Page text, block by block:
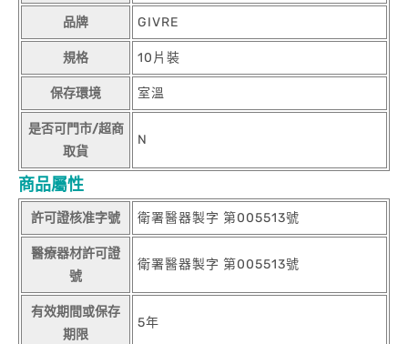
品牌 GIVRE
規格 10片裝
保存環境 室溫
是否可門市/超商
取貨
N
商品屬性
許可證核准字號 衛署醫器製字 第005513號
醫療器材許可證
號
衛署醫器製字 第005513號
有效期間或保存
期限
5年